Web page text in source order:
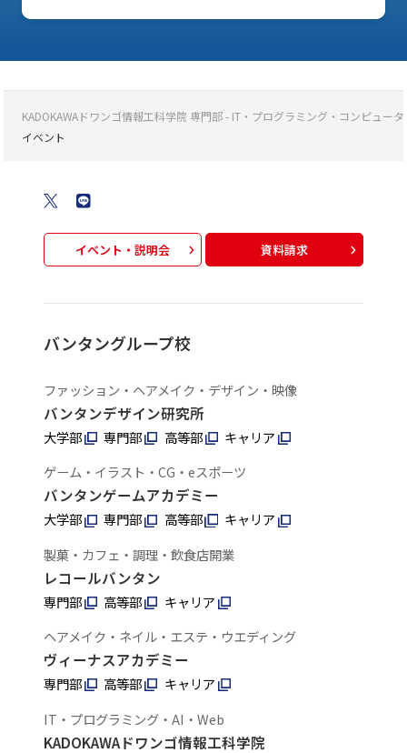
KADOKAWAドワンゴ情報工科学院 専門部 - IT・プログラミング・コンピュー
イベント
イベント・説明会 資料請求
バンタングループ校
ファッション・ヘアメイク・デザイン・映像
バンタンデザイン研究所
大学部 専門部 高等部
キャリア
ゲーム・イラスト・CG・eスポーツ
バンタンゲームアカデミー
大学部 専門部 高等部
キャリア
製菓・カフェ・調理・飲食店開業
レコールバンタン
専門部 高等部
キャリア
ヘアメイク・ネイル・エステ・ウエディング
ヴィーナスアカデミー
専門部 高等部
キャリア
IT・プログラミング・AI・Web
KADOKAWAドワンゴ情報工科学院